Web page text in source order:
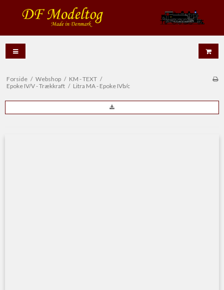
Forside / Webshop / KM - TEXT /
Epoke IV/V - Trækkraft / Litra MA - Epoke IVb/c